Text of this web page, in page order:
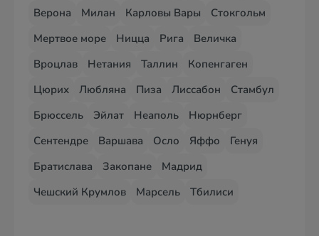
Верона
Милан Карловы Вары
Стокгольм
Мертвое море
Ницца Рига
Величка
Вроцлав
Нетания Таллин
Копенгаген
Цюрих
Любляна Пиза Лиссабон
Стамбул
Брюссель
Эйлат Неаполь
Нюрнберг
Сентендре
Варшава Осло Яффо
Генуя
Братислава
Закопане
Мадрид
Чешский Крумлов
Марсель Тбилиси